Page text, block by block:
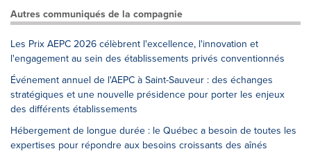
Autres communiqués de la compagnie
Les Prix AEPC 2026 célèbrent l'excellence, l'innovation et
l'engagement au sein des établissements privés conventionnés
Événement annuel de l'AEPC à Saint-Sauveur : des échanges
stratégiques et une nouvelle présidence pour porter les enjeux
des différents établissements
Hébergement de longue durée : le Québec a besoin de toutes les
expertises pour répondre aux besoins croissants des aînés